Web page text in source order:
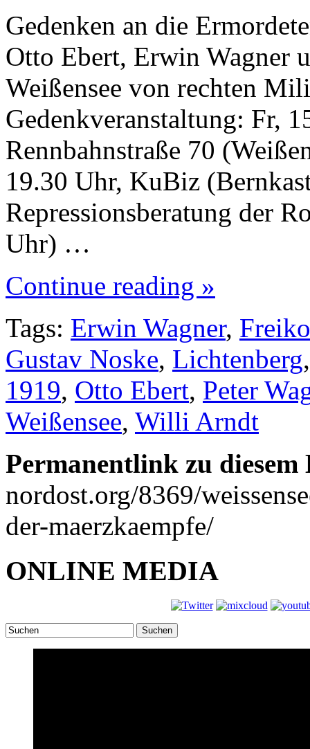
Gedenken an die
Otto Ebert, Erwin Wagner
Weißensee von rechten
Gedenkveranstaltung: Fr,
Rennbahnstraße 70
19.30 Uhr, KuBiz
Repressionsberatung der
Uhr) …
Continue reading »
Tags: Erwin Wagner,
Gustav Noske, Lichtenberg
1919, Otto Ebert, Peter
Weißensee, Willi Arndt
Permanentlink zu
nordost.org/8369/
der-maerzkaempfe/
ONLINE MEDIA
Suchen